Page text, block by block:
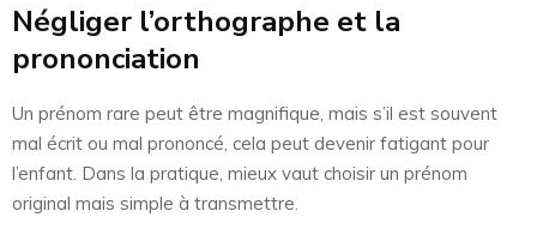
Négliger l’orthographe et la
prononciation
Un prénom rare peut être magnifique, mais s’il est souvent
mal écrit ou mal prononcé, cela peut devenir fatigant pour
l’enfant. Dans la pratique, mieux vaut choisir un prénom
original mais simple à transmettre.